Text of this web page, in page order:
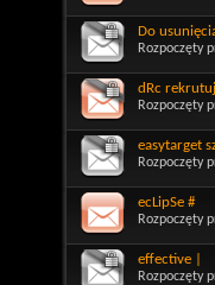
Do
Rozpoczęty
dRc
Rozpoczęty
easytarget
Rozpoczęty
ecLipSe #
Rozpoczęty
effective |
Rozpoczęty